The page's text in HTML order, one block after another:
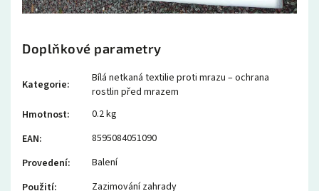
Doplňkové parametry
Kategorie:
Bílá netkaná textilie proti mrazu – ochrana
rostlin před mrazem
Hmotnost:
0.2 kg
EAN:
8595084051090
Provedení:
Balení
Použití:
Zazimování zahrady